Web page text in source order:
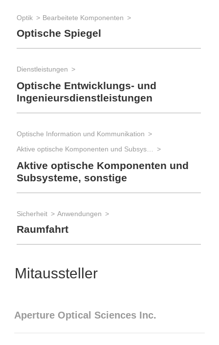
Optik Bearbeitete Komponenten
Optische Spiegel
Dienstleistungen
Optische Entwicklungs- und
Ingenieursdienstleistungen
Optische Information und Kommunikation
Aktive optische Komponenten und
Subsysteme, sonstige
Sicherheit Anwendungen
Raumfahrt
Mitaussteller
Aperture Optical Sciences Inc.